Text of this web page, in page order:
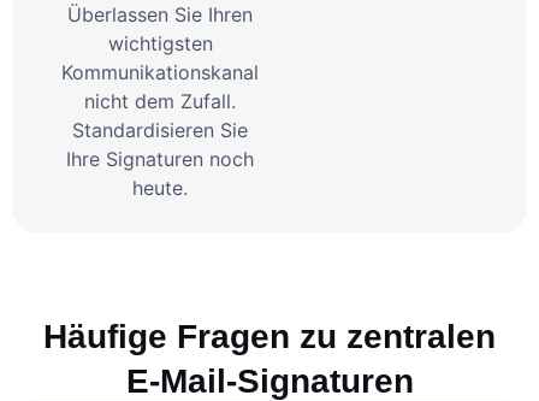
Überlassen Sie Ihren
wichtigsten
Kommunikationskanal
nicht dem Zufall.
Standardisieren Sie
Ihre Signaturen noch
heute.
Häufige Fragen zu zentralen
E-Mail-Signaturen